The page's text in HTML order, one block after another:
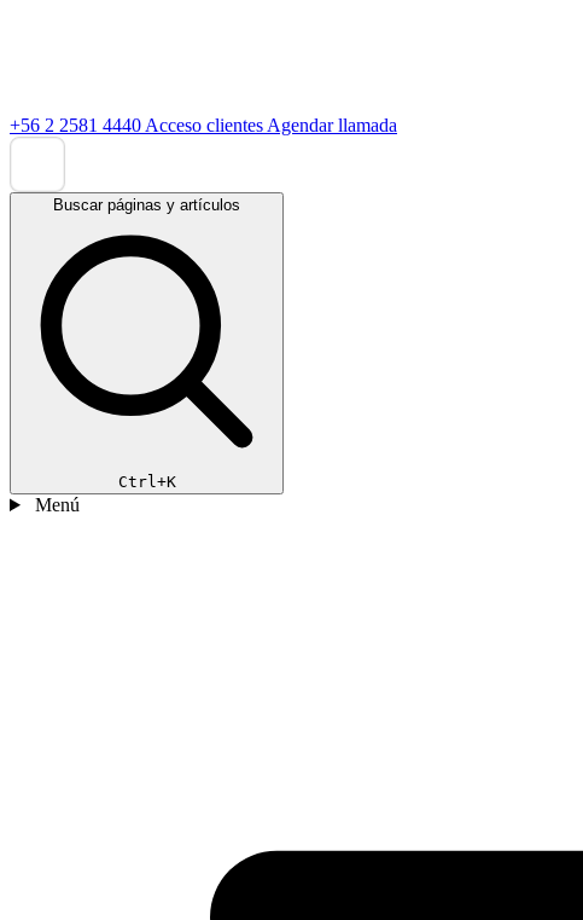
+56 2 2581 4440 Acceso clientes Agendar llamada
Buscar páginas y artículos
Ctrl+K
Menú